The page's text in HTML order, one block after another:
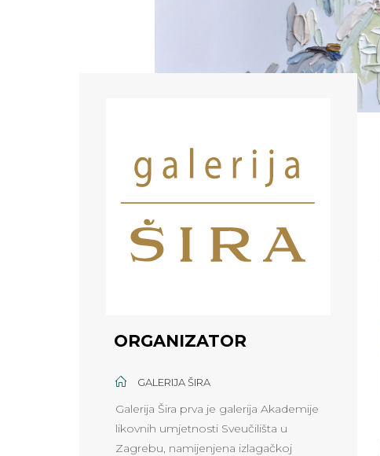
ORGANIZATOR
GALERIJA ŠIRA
Galerija Šira prva je galerija Akademije
likovnih umjetnosti Sveučilišta u
Zagrebu, namijenjena izlagačkoj